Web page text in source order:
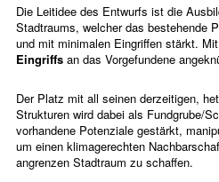
Die Leitidee des Entwurfs ist die
Stadtraums, welcher das bestehende
und mit minimalen Eingriffen stärkt.
Eingriffs an das Vorgefundene
Der Platz mit all seinen derzeitigen,
Strukturen wird dabei als Fundgrube/
vorhandene Potenziale gestärkt,
um einen klimagerechten
angrenzen Stadtraum zu schaffen.